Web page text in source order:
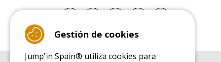
Gestión de cookies
Jump'in Spain® utiliza cookies para